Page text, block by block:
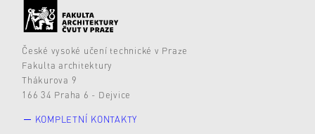
České vysoké učení technické v Praze
Fakulta architektury
Thákurova 9
166 34 Praha 6 - Dejvice
KOMPLETNÍ KONTAKTY